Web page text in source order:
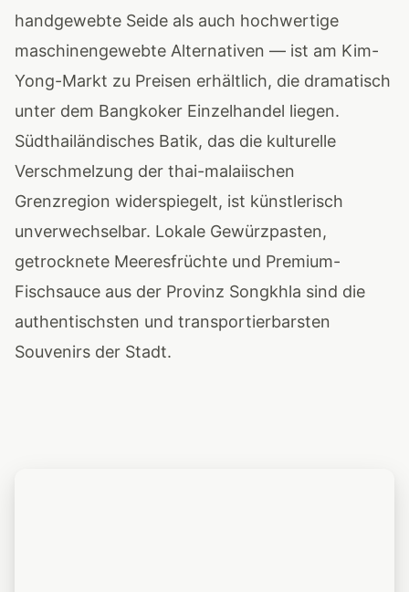
handgewebte Seide als auch hochwertige
maschinengewebte Alternativen — ist am Kim-
Yong-Markt zu Preisen erhältlich, die dramatisch
unter dem Bangkoker Einzelhandel liegen.
Südthailändisches Batik, das die kulturelle
Verschmelzung der thai-malaiischen
Grenzregion widerspiegelt, ist künstlerisch
unverwechselbar. Lokale Gewürzpasten,
getrocknete Meeresfrüchte und Premium-
Fischsauce aus der Provinz Songkhla sind die
authentischsten und transportierbarsten
Souvenirs der Stadt.